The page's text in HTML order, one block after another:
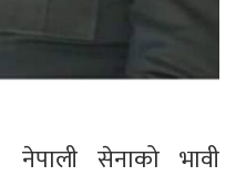
सेनाको भावी